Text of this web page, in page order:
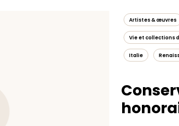
Artistes & œuvres
Vie et collections
Italie